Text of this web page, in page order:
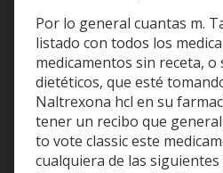
Por lo general cuantas m.
listado con todos los
medicamentos sin receta,
dietéticos, que esté
Naltrexona hcl en su
tener un recibo que
to vote classic este
cualquiera de las siguientes